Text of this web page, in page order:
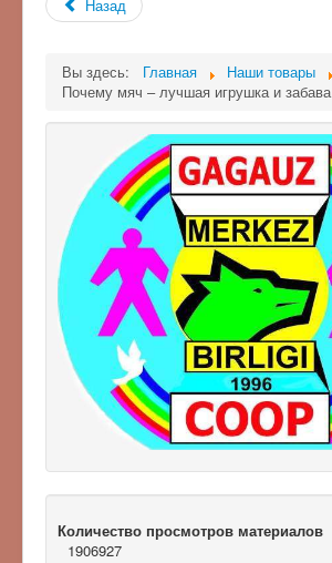
Назад
Вы здесь: Главная
Наши товары
Почему мяч – лучшая игрушка и забава
Количество просмотров материалов
1906927